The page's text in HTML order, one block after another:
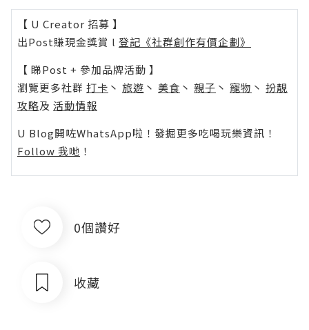
【 U Creator 招募 】
出Post賺現金獎賞 l 登記《社群創作有價企劃》
【 睇Post + 參加品牌活動 】
瀏覽更多社群 打卡 丶 旅遊 丶 美食 丶 親子 丶 寵物 丶 扮靚
攻略及 活動情報
U Blog開咗WhatsApp啦！發掘更多吃喝玩樂資訊！
Follow 我哋 ！
0個讚好
收藏